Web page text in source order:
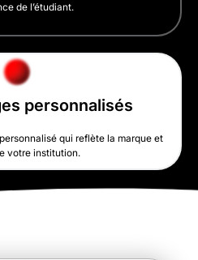
de l’étudiant.
personnalisés
qui reflète la marque et
votre institution.